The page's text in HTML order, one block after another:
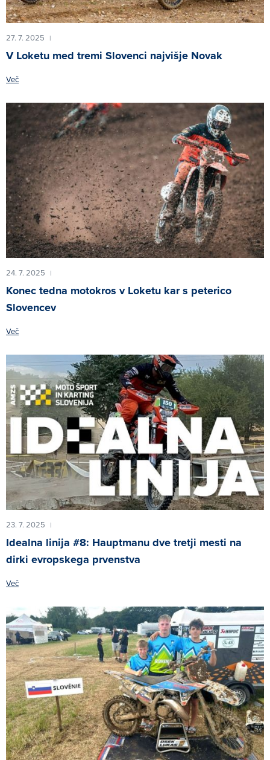
27. 7. 2025 |
V Loketu med tremi Slovenci najvišje Novak
Več
24. 7. 2025 |
Konec tedna motokros v Loketu kar s peterico
Slovencev
Več
23. 7. 2025 |
Idealna linija #8: Hauptmanu dve tretji mesti na
dirki evropskega prvenstva
Več